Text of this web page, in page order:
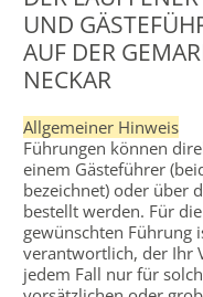
UND
AUF DER
NECKAR
Allgemeiner Hinweis
Führungen können
einem Gästeführer
bezeichnet) oder über
bestellt werden. Für
gewünschten Führung
verantwortlich, der Ihr
jedem Fall nur für